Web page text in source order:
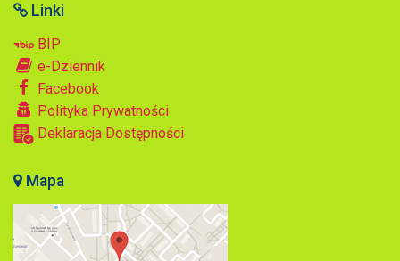
Linki
BIP
e-Dziennik
Facebook
Polityka Prywatności
Deklaracja Dostępności
Mapa